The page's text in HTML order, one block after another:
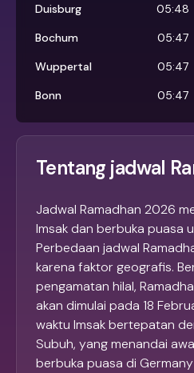
Duisburg
05:48
Bochum
05:47
Wuppertal
05:47
Bonn
05:47
Tentang jadwal
Jadwal Ramadhan 2026
Imsak dan berbuka puasa
Perbedaan jadwal
karena faktor geografis.
pengamatan hilal,
akan dimulai pada 18
waktu Imsak bertepatan
Subuh, yang menandai
berbuka puasa di